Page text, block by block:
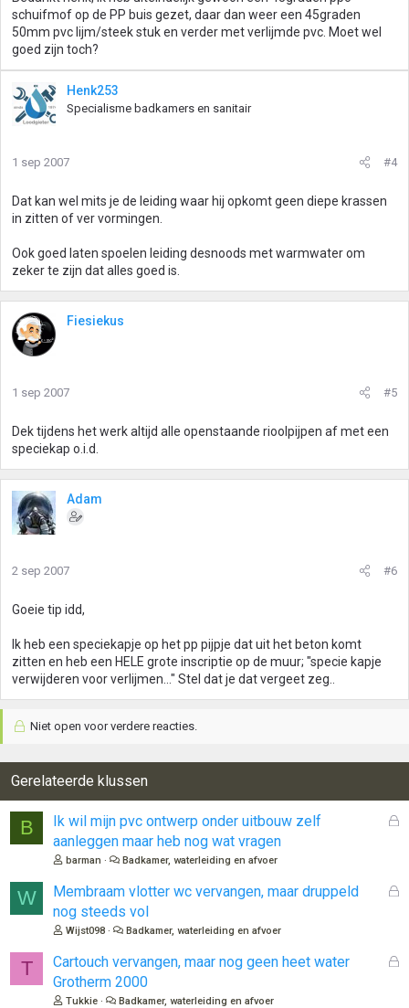
schuifmof op de PP buis gezet, daar dan weer een 45graden
50mm pvc lijm/steek stuk en verder met verlijmde pvc. Moet wel
goed zijn toch?
Henk253
Specialisme badkamers en sanitair
1 sep 2007 #4
Dat kan wel mits je de leiding waar hij opkomt geen diepe krassen
in zitten of ver vormingen.
Ook goed laten spoelen leiding desnoods met warmwater om
zeker te zijn dat alles goed is.
Fiesiekus
1 sep 2007 #5
Dek tijdens het werk altijd alle openstaande rioolpijpen af met een
speciekap o.i.d.
Adam
2 sep 2007 #6
Goeie tip idd,
Ik heb een speciekapje op het pp pijpje dat uit het beton komt
zitten en heb een HELE grote inscriptie op de muur; "specie kapje
verwijderen voor verlijmen..." Stel dat je dat vergeet zeg..
Niet open voor verdere reacties.
Gerelateerde klussen
B
G
o
Ik wil mijn pvc ontwerp onder uitbouw zelf
aanleggen maar heb nog wat vragen
barman Badkamer, waterleiding en afvoer
W
G
o
Membraam vlotter wc vervangen, maar druppeld
nog steeds vol
Wijst098 Badkamer, waterleiding en afvoer
T
G
Cartouch vervangen, maar nog geen heet water
Grotherm 2000
Tukkie Badkamer, waterleiding en afvoer